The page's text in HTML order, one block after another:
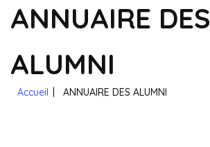
ANNUAIRE DES
ALUMNI
Accueil ANNUAIRE DES ALUMNI